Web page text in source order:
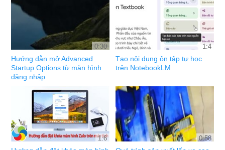
0:30
Hướng dẫn mở Advanced
Startup Options từ màn hình
đăng nhập
1:4
Tạo nội dung ôn tập tự học
trên NotebookLM
1:6 0:58